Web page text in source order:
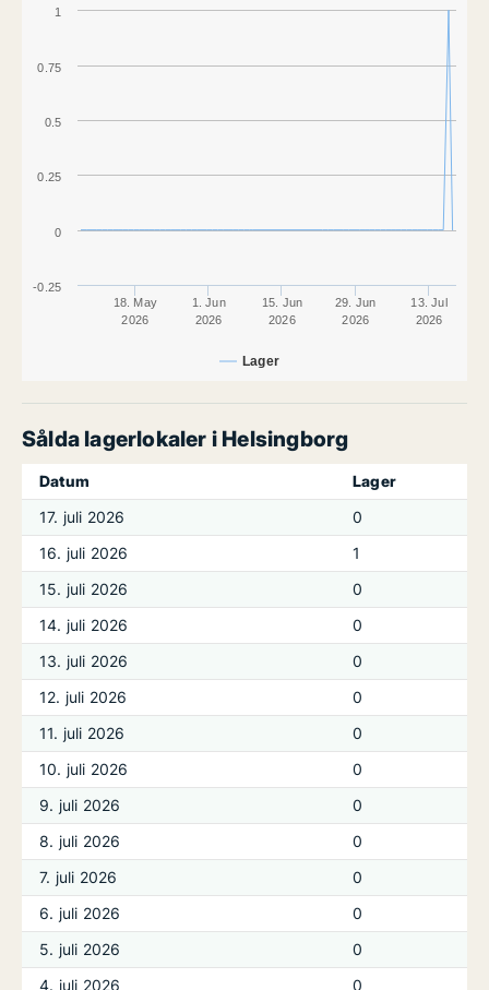
Lager
18. May
2026
1. Jun
2026
15. Jun
2026
29. Jun
2026
13. Jul
2026
0
1
-0.25
0.25
0.5
0.75
Sålda lagerlokaler i Helsingborg
Datum
Lager
17. juli 2026
0
16. juli 2026
1
15. juli 2026
0
14. juli 2026
0
13. juli 2026
0
12. juli 2026
0
11. juli 2026
0
10. juli 2026
0
9. juli 2026
0
8. juli 2026
0
7. juli 2026
0
6. juli 2026
0
5. juli 2026
0
4. juli 2026
0